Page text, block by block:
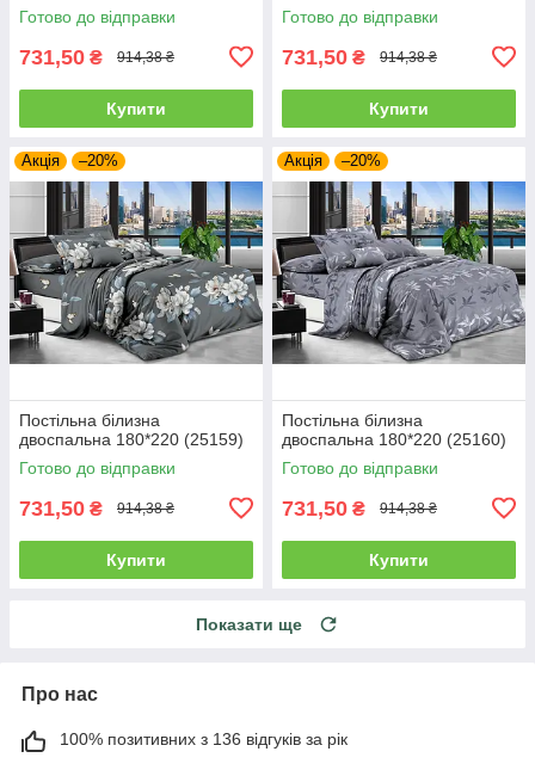
Готово до відправки
731,50 ₴ 914,38 ₴
Купити
Готово до відправки
731,50 ₴ 914,38 ₴
Купити
Акція –20%
Постільна білизна
двоспальна 180*220 (25159)
Готово до відправки
731,50 ₴ 914,38 ₴
Купити
Акція –20%
Постільна білизна
двоспальна 180*220 (25160)
Готово до відправки
731,50 ₴ 914,38 ₴
Купити
Показати ще
Про нас
100% позитивних з 136 відгуків за рік